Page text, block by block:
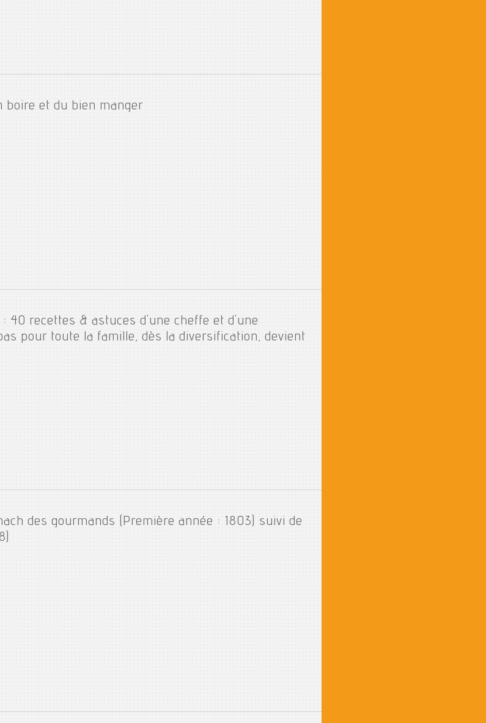
boire et du bien manger
40 recettes & astuces d'une cheffe et d'une
pour toute la famille, dès la diversification, devient
des gourmands (Première année : 1803) suivi de